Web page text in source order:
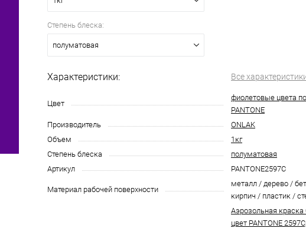
Степень блеска:
полуматовая
Характеристики: Все
Цвет
фиолетовые цвета
PANTONE
Производитель
ONLAK
Объем
1кг
Степень блеска
полуматовая
Артикул
PANTONE2597C
Материал рабочей поверхности
металл / дерево /
кирпич / пластик /
Аэрозольная краска
цвет PANTONE